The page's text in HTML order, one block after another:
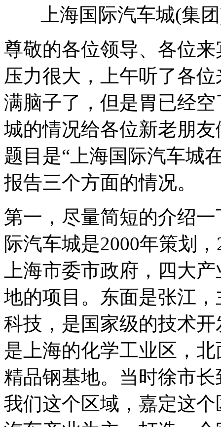
上海国际汽车城(集
尊敬的各位领导、各位
压力很大，上午听了各
满脑子了，但是胃已经
城的情况给各位新老朋
题目是“上海国际汽车城
报告三个方面的情况。
第一，尽量简短的介绍
际汽车城是2000年策划
上海市委市政府，四大
地的项目。东面是张江
科技，是国家级的技术
是上海的化学工业区，
精品钢基地。当时徐市
我们这个区域，嘉定这